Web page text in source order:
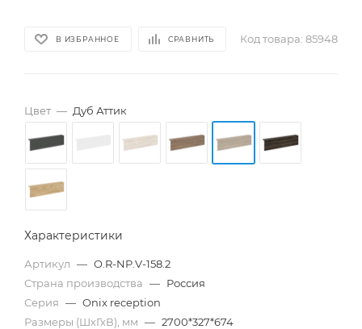
В ИЗБРАННОЕ СРАВНИТЬ Код товара: 85948
Цвет — Дуб Аттик
Характеристики
Артикул — O.R-NP.V-158.2
Страна производства — Россия
Серия — Onix reception
Размеры (ШхГхВ), мм — 2700*327*674